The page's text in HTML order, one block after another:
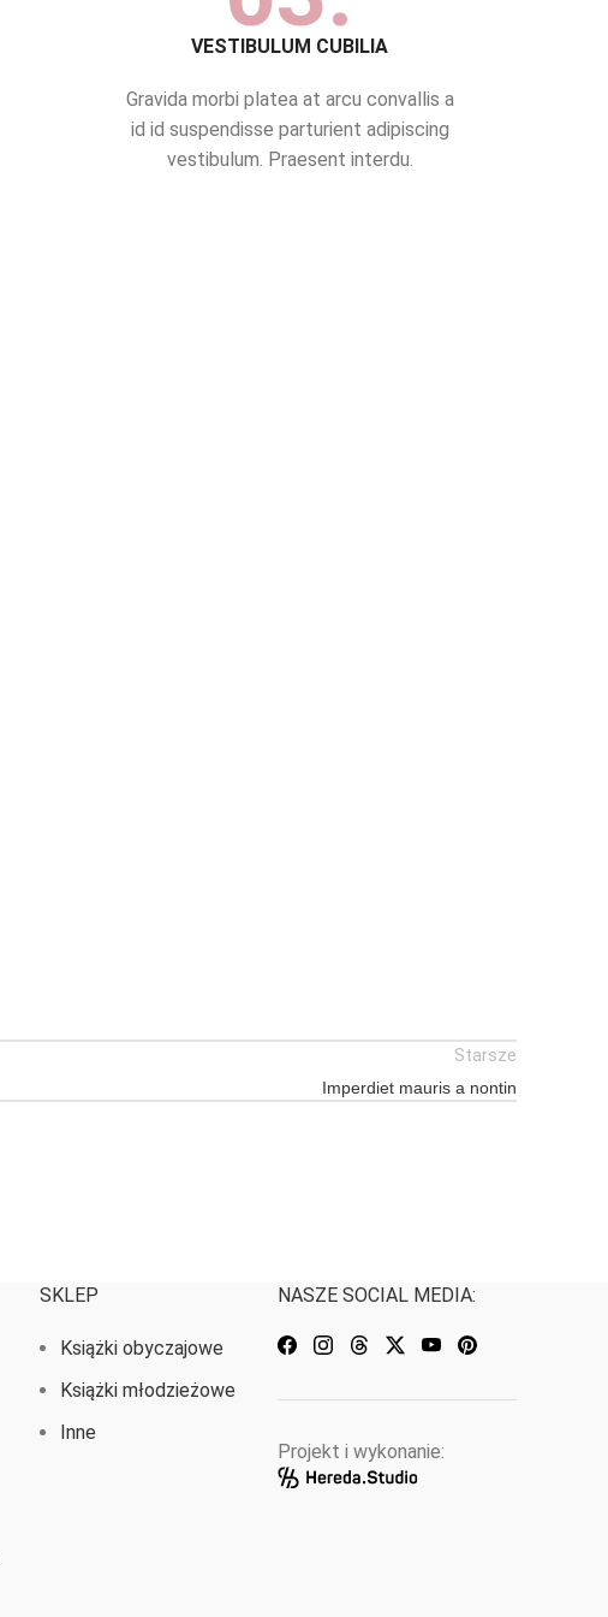
VESTIBULUM CUBILIA
Gravida morbi platea at arcu convallis a
id id suspendisse parturient adipiscing
vestibulum. Praesent interdu.
Starsze
Imperdiet mauris a nontin
SKLEP
Książki obyczajowe
Książki młodzieżowe
Inne
NASZE SOCIAL MEDIA:
Projekt i wykonanie: